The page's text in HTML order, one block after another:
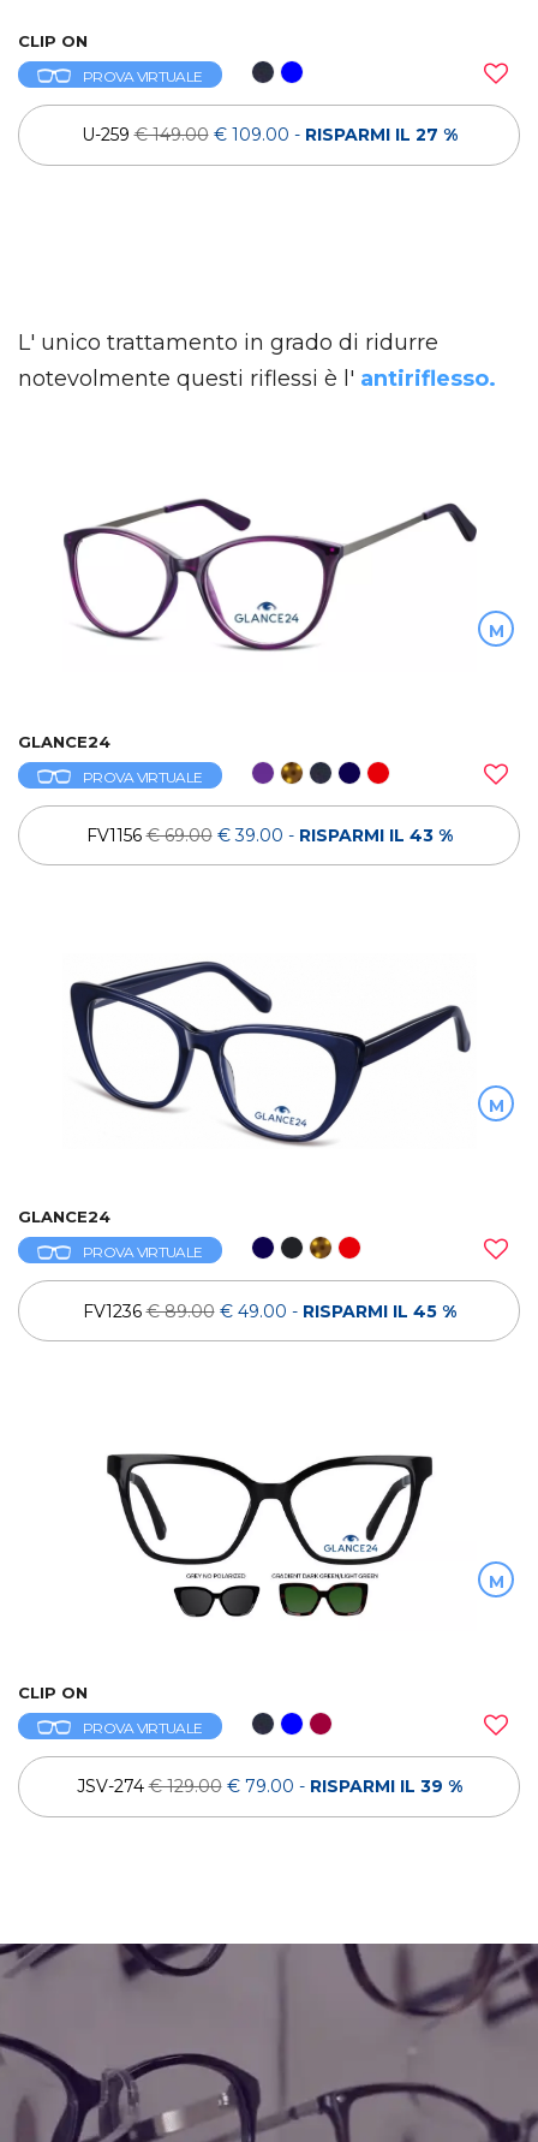
CLIP ON
PROVA VIRTUALE
U-259€ 149.00 € 109.00 - RISPARMI IL 27 %
L' unico trattamento in grado di ridurre
notevolmente questi riflessi è l' antiriflesso.
M
GLANCE24
PROVA VIRTUALE
FV1156€ 69.00 € 39.00 - RISPARMI IL 43 %
M
GLANCE24
PROVA VIRTUALE
FV1236€ 89.00 € 49.00 - RISPARMI IL 45 %
M
CLIP ON
PROVA VIRTUALE
JSV-274€ 129.00 € 79.00 - RISPARMI IL 39 %